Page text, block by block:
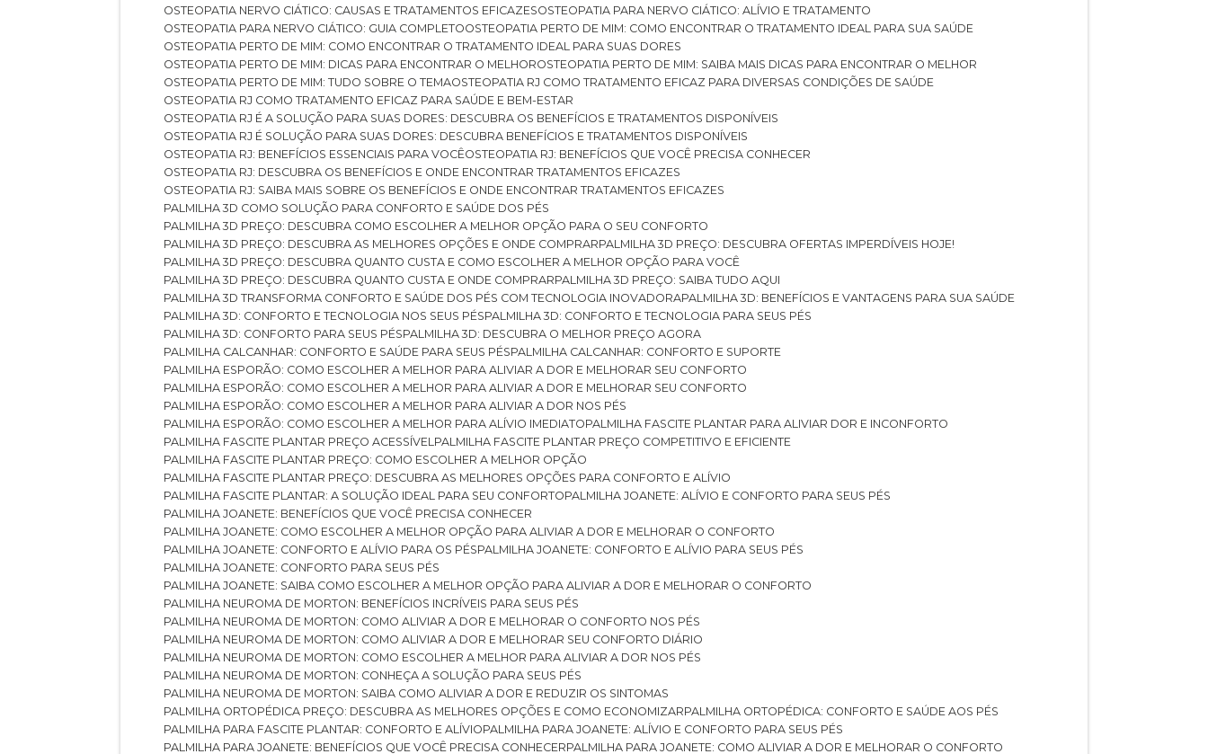
OSTEOPATIA NERVO CIÁTICO: CAUSAS E TRATAMENTOS EFICAZES
OSTEOPATIA PARA NERVO CIÁTICO: ALÍVIO E TRATAMENTO
OSTEOPATIA PARA NERVO CIÁTICO: GUIA COMPLETO
OSTEOPATIA PERTO DE MIM: COMO ENCONTRAR O TRATAMENTO IDEAL PARA SUA SAÚDE
OSTEOPATIA PERTO DE MIM: COMO ENCONTRAR O TRATAMENTO IDEAL PARA SUAS DORES
OSTEOPATIA PERTO DE MIM: DICAS PARA ENCONTRAR O MELHOR
OSTEOPATIA PERTO DE MIM: SAIBA MAIS DICAS PARA ENCONTRAR O MELHOR
OSTEOPATIA PERTO DE MIM: TUDO SOBRE O TEMA
OSTEOPATIA RJ COMO TRATAMENTO EFICAZ PARA DIVERSAS CONDIÇÕES DE SAÚDE
OSTEOPATIA RJ COMO TRATAMENTO EFICAZ PARA SAÚDE E BEM-ESTAR
OSTEOPATIA RJ É A SOLUÇÃO PARA SUAS DORES: DESCUBRA OS BENEFÍCIOS E TRATAMENTOS DISPONÍVEIS
OSTEOPATIA RJ É SOLUÇÃO PARA SUAS DORES: DESCUBRA BENEFÍCIOS E TRATAMENTOS DISPONÍVEIS
OSTEOPATIA RJ: BENEFÍCIOS ESSENCIAIS PARA VOCÊ
OSTEOPATIA RJ: BENEFÍCIOS QUE VOCÊ PRECISA CONHECER
OSTEOPATIA RJ: DESCUBRA OS BENEFÍCIOS E ONDE ENCONTRAR TRATAMENTOS EFICAZES
OSTEOPATIA RJ: SAIBA MAIS SOBRE OS BENEFÍCIOS E ONDE ENCONTRAR TRATAMENTOS EFICAZES
PALMILHA 3D COMO SOLUÇÃO PARA CONFORTO E SAÚDE DOS PÉS
PALMILHA 3D PREÇO: DESCUBRA COMO ESCOLHER A MELHOR OPÇÃO PARA O SEU CONFORTO
PALMILHA 3D PREÇO: DESCUBRA AS MELHORES OPÇÕES E ONDE COMPRAR
PALMILHA 3D PREÇO: DESCUBRA OFERTAS IMPERDÍVEIS HOJE!
PALMILHA 3D PREÇO: DESCUBRA QUANTO CUSTA E COMO ESCOLHER A MELHOR OPÇÃO PARA VOCÊ
PALMILHA 3D PREÇO: DESCUBRA QUANTO CUSTA E ONDE COMPRAR
PALMILHA 3D PREÇO: SAIBA TUDO AQUI
PALMILHA 3D TRANSFORMA CONFORTO E SAÚDE DOS PÉS COM TECNOLOGIA INOVADORA PALMILHA 3D: BENEFÍCIOS E VANTAGENS PARA SUA SAÚDE
PALMILHA 3D: CONFORTO E TECNOLOGIA NOS SEUS PÉS
PALMILHA 3D: CONFORTO E TECNOLOGIA PARA SEUS PÉS
PALMILHA 3D: CONFORTO PARA SEUS PÉS
PALMILHA 3D: DESCUBRA O MELHOR PREÇO AGORA
PALMILHA CALCANHAR: CONFORTO E SAÚDE PARA SEUS PÉS
PALMILHA CALCANHAR: CONFORTO E SUPORTE
PALMILHA ESPORÃO: COMO ESCOLHER A MELHOR PARA ALIVIAR A DOR E MELHORAR SEU CONFORTO
PALMILHA ESPORÃO: COMO ESCOLHER A MELHOR PARA ALIVIAR A DOR E MELHORAR SEU CONFORTO
PALMILHA ESPORÃO: COMO ESCOLHER A MELHOR PARA ALIVIAR A DOR NOS PÉS
PALMILHA ESPORÃO: COMO ESCOLHER A MELHOR PARA ALÍVIO IMEDIATO
PALMILHA FASCITE PLANTAR PARA ALIVIAR DOR E INCONFORTO
PALMILHA FASCITE PLANTAR PREÇO ACESSÍVEL PALMILHA FASCITE PLANTAR PREÇO COMPETITIVO E EFICIENTE
PALMILHA FASCITE PLANTAR PREÇO: COMO ESCOLHER A MELHOR OPÇÃO
PALMILHA FASCITE PLANTAR PREÇO: DESCUBRA AS MELHORES OPÇÕES PARA CONFORTO E ALÍVIO
PALMILHA FASCITE PLANTAR: A SOLUÇÃO IDEAL PARA SEU CONFORTO
PALMILHA JOANETE: ALÍVIO E CONFORTO PARA SEUS PÉS
PALMILHA JOANETE: BENEFÍCIOS QUE VOCÊ PRECISA CONHECER
PALMILHA JOANETE: COMO ESCOLHER A MELHOR OPÇÃO PARA ALIVIAR A DOR E MELHORAR O CONFORTO
PALMILHA JOANETE: CONFORTO E ALÍVIO PARA OS PÉS
PALMILHA JOANETE: CONFORTO E ALÍVIO PARA SEUS PÉS
PALMILHA JOANETE: CONFORTO PARA SEUS PÉS
PALMILHA JOANETE: SAIBA COMO ESCOLHER A MELHOR OPÇÃO PARA ALIVIAR A DOR E MELHORAR O CONFORTO
PALMILHA NEUROMA DE MORTON: BENEFÍCIOS INCRÍVEIS PARA SEUS PÉS
PALMILHA NEUROMA DE MORTON: COMO ALIVIAR A DOR E MELHORAR O CONFORTO NOS PÉS
PALMILHA NEUROMA DE MORTON: COMO ALIVIAR A DOR E MELHORAR SEU CONFORTO DIÁRIO
PALMILHA NEUROMA DE MORTON: COMO ESCOLHER A MELHOR PARA ALIVIAR A DOR NOS PÉS
PALMILHA NEUROMA DE MORTON: CONHEÇA A SOLUÇÃO PARA SEUS PÉS
PALMILHA NEUROMA DE MORTON: SAIBA COMO ALIVIAR A DOR E REDUZIR OS SINTOMAS
PALMILHA ORTOPÉDICA PREÇO: DESCUBRA AS MELHORES OPÇÕES E COMO ECONOMIZAR
PALMILHA ORTOPÉDICA: CONFORTO E SAÚDE AOS PÉS
PALMILHA PARA FASCITE PLANTAR: CONFORTO E ALÍVIO
PALMILHA PARA JOANETE: ALÍVIO E CONFORTO PARA SEUS PÉS
PALMILHA PARA JOANETE: BENEFÍCIOS QUE VOCÊ PRECISA CONHECER
PALMILHA PARA JOANETE: COMO ALIVIAR A DOR E MELHORAR O CONFORTO